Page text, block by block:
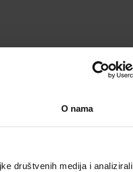
O nama
društvenih medija i analizirali
O BRENDU